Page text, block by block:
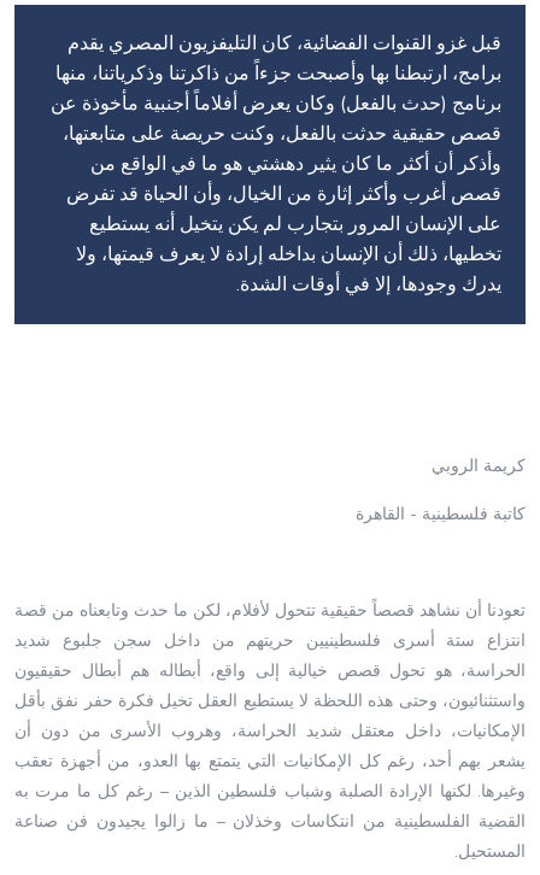
قبل غزو القنوات الفضائية، كان التليفزيون المصري يقدم
برامج، ارتبطنا بها وأصبحت جزءاً من ذاكرتنا وذكرياتنا، منها
برنامج (حدث بالفعل) وكان يعرض أفلاماً أجنبية مأخوذة عن
قصص حقيقية حدثت بالفعل، وكنت حريصة على متابعتها،
وأذكر أن أكثر ما كان يثير دهشتي هو ما في الواقع من
قصص أغرب وأكثر إثارة من الخيال، وأن الحياة قد تفرض
على الإنسان المرور بتجارب لم يكن يتخيل أنه يستطيع
تخطيها، ذلك أن الإنسان بداخله إرادة لا يعرف قيمتها، ولا
يدرك وجودها، إلا في أوقات الشدة.
كريمة الروبي
كاتبة فلسطينية - القاهرة
تعودنا أن نشاهد قصصاً حقيقية تتحول لأفلام، لكن ما حدث وتابعناه من قصة
انتزاع ستة أسرى فلسطينيين حريتهم من داخل سجن جلبوع شديد
الحراسة، هو تحول قصص خيالية إلى واقع، أبطاله هم أبطال حقيقيون
واستثنائيون، وحتى هذه اللحظة لا يستطيع العقل تخيل فكرة حفر نفق بأقل
الإمكانيات، داخل معتقل شديد الحراسة، وهروب الأسرى من دون أن
يشعر بهم أحد، رغم كل الإمكانيات التي يتمتع بها العدو، من أجهزة تعقب
وغيرها. لكنها الإرادة الصلبة وشباب فلسطين الذين – رغم كل ما مرت به
القضية الفلسطينية من انتكاسات وخذلان – ما زالوا يجيدون فن صناعة
المستحيل.